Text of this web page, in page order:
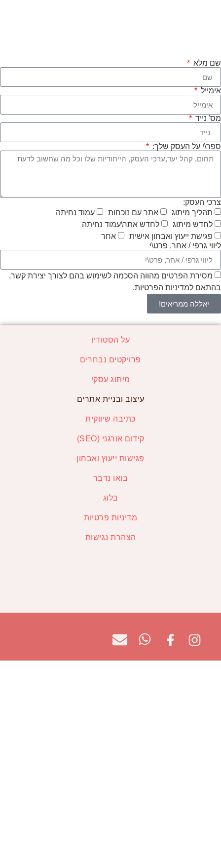
שם מלא
אימייל
מס' נייד
ספר\י על העסק שלך:
צרכי העסק:
תהליך מיתוג
אתר עם נוכחות
עמוד נחיתה
לחדש מיתוג
לחדש אתר\עמוד נחיתה
פגישת ייעוץ ואבחון אישית
אחר
ליווי גרפי / אחר, פרט\י
מסירת הפרטים מהווה הסכמה לשימוש בהם לצורך יצירת קשר,
בהתאם למדיניות הפרטיות.
יאללה ממריאים!
על הסטודיו
פרויקטים נבחרים
מיתוג עסקי
עיצוב ובניית אתרים
כתיבה שיווקית
קידום אורגני (SEO)
פגישות ייעוץ ואבחון
בואו נדבר
בלוג
מדיניות פרטיות
הצהרת נגישות